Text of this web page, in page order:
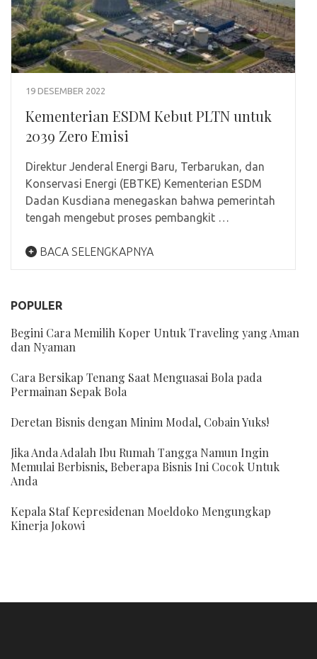
19 DESEMBER 2022
Kementerian ESDM Kebut PLTN untuk
2039 Zero Emisi
Direktur Jenderal Energi Baru, Terbarukan, dan
Konservasi Energi (EBTKE) Kementerian ESDM
Dadan Kusdiana menegaskan bahwa pemerintah
tengah mengebut proses pembangkit …
BACA SELENGKAPNYA
POPULER
Begini Cara Memilih Koper Untuk Traveling yang Aman
dan Nyaman
Cara Bersikap Tenang Saat Menguasai Bola pada
Permainan Sepak Bola
Deretan Bisnis dengan Minim Modal, Cobain Yuks!
Jika Anda Adalah Ibu Rumah Tangga Namun Ingin
Memulai Berbisnis, Beberapa Bisnis Ini Cocok Untuk
Anda
Kepala Staf Kepresidenan Moeldoko Mengungkap
Kinerja Jokowi